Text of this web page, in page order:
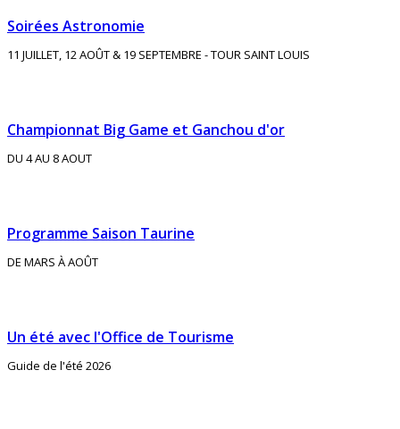
Soirées Astronomie
11 JUILLET, 12 AOÛT & 19 SEPTEMBRE - TOUR SAINT LOUIS
Championnat Big Game et Ganchou d'or
DU 4 AU 8 AOUT
Programme Saison Taurine
DE MARS À AOÛT
Un été avec l'Office de Tourisme
Guide de l'été 2026